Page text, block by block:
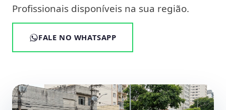
Profissionais disponíveis na sua região.
FALE NO WHATSAPP